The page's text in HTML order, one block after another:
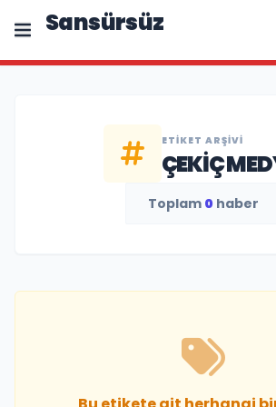
Sansürsüz
ETIKET ARŞIVI
ÇEKIÇ
Toplam 0 haber